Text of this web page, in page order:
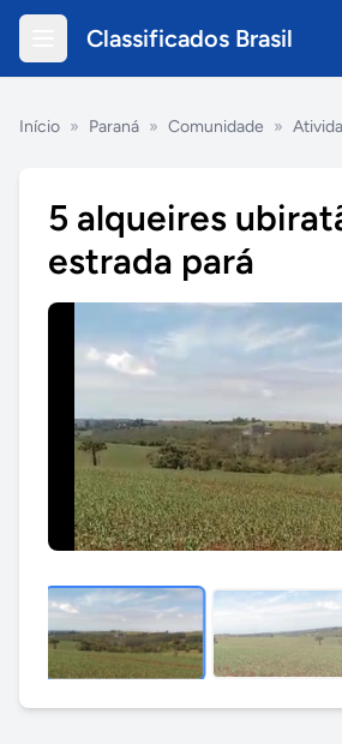
Classificados Brasil
Início » Paraná » Comunidade »
5 alqueires
estrada pará